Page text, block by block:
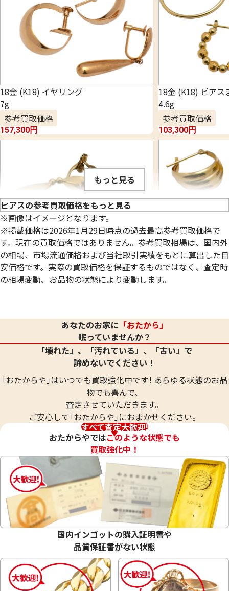
18金 (K18) イヤリング
7g
参考買取価格
157,300円
18金 (K18) ピアス
4.6g
参考買取価格
103,300円
87,600 円
18金 (K18) ピアス
3.8g
85,300円
18金(K18)の 母
3.8g
85,300円
もっと見る
ピアスの参考買取価格をもっと見る
※画像はイメージとなります。
※掲載価格は2026年1月29日時点の過去最高参考買取価格で
す。現在の買取価格ではありません。参考買取相場は、国内外
の相場、市場流通価格および当社取引実績をもとに算出した目
安価格です。実際の買取価格を保証するものではなく、査定時
の相場変動、お品物の状態により変動します。
あなたのお家に 「おたから」
眠っていませんか？
「壊れた」、「汚れている」、「古い」で
諦めないでください！
｢おたからや｣はいつでも買取強化中です! あらゆる状態のお品
物でも喜んで、
査定させていただきます。
ご安心して｢おたからや｣におまかせください。
すべて査定大歓迎!
おたからやではこのような状態でも
買取強化中！
国内インゴットの購入証明書や
品質保証書がない状態